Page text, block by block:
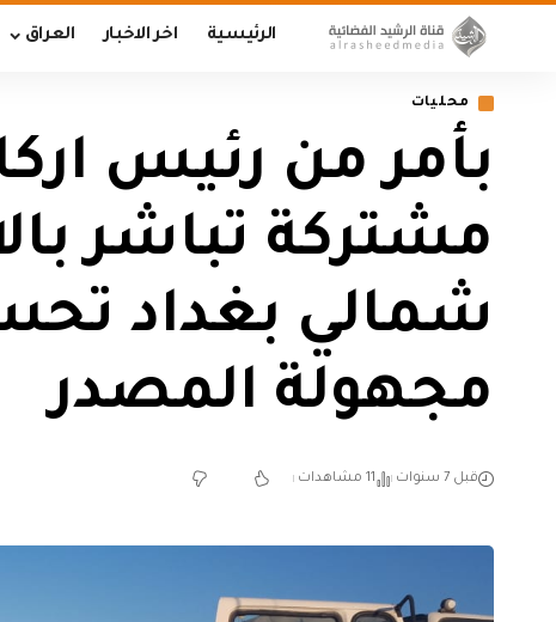
الرئيسية اخر الاخبار العراق
محليات
بأمر من رئيس
مشتركة تباشر
شمالي بغداد
مجهولة المصدر
قبل 7 سنوات 11 مشاهدات